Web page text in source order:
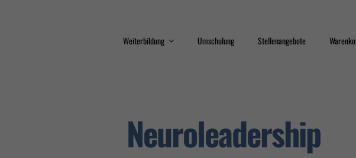
Weiterbildung
Sicherheit
Umschulung Stellenangebote
Neuroleadership